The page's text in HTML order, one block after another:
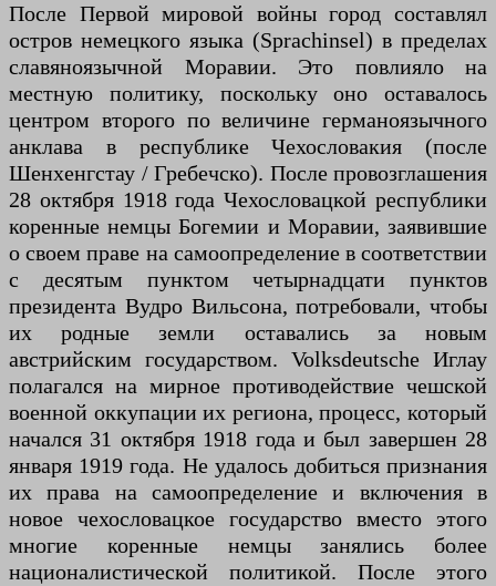
После Первой мировой войны город составлял
остров немецкого языка (Sprachinsel) в пределах
славяноязычной Моравии. Это повлияло на
местную политику, поскольку оно оставалось
центром второго по величине германоязычного
анклава в республике Чехословакия (после
Шенхенгстау / Гребечско). После провозглашения
28 октября 1918 года Чехословацкой республики
коренные немцы Богемии и Моравии, заявившие
о своем праве на самоопределение в соответствии
с десятым пунктом четырнадцати пунктов
президента Вудро Вильсона, потребовали, чтобы
их родные земли оставались за новым
австрийским государством. Volksdeutsche Иглау
полагался на мирное противодействие чешской
военной оккупации их региона, процесс, который
начался 31 октября 1918 года и был завершен 28
января 1919 года. Не удалось добиться признания
их права на самоопределение и включения в
новое чехословацкое государство вместо этого
многие коренные немцы занялись более
националистической политикой. После этого